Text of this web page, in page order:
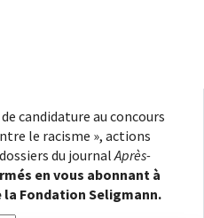
candidature au concours
le racisme », actions
du journalAprès-
en vous abonnant à
Fondation Seligmann.